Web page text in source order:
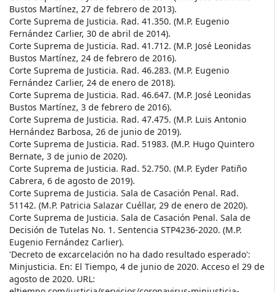
Bustos Martínez, 27 de febrero de 2013).
Corte Suprema de Justicia. Rad. 41.350. (M.P. Eugenio
Fernández Carlier, 30 de abril de 2014).
Corte Suprema de Justicia. Rad. 41.712. (M.P. José Leonidas
Bustos Martínez, 24 de febrero de 2016).
Corte Suprema de Justicia. Rad. 46.283. (M.P. Eugenio
Fernández Carlier, 24 de enero de 2018).
Corte Suprema de Justicia. Rad. 46.647. (M.P. José Leonidas
Bustos Martínez, 3 de febrero de 2016).
Corte Suprema de Justicia. Rad. 47.475. (M.P. Luis Antonio
Hernández Barbosa, 26 de junio de 2019).
Corte Suprema de Justicia. Rad. 51983. (M.P. Hugo Quintero
Bernate, 3 de junio de 2020).
Corte Suprema de Justicia. Rad. 52.750. (M.P. Eyder Patiño
Cabrera, 6 de agosto de 2019).
Corte Suprema de Justicia. Sala de Casación Penal. Rad.
51142. (M.P. Patricia Salazar Cuéllar, 29 de enero de 2020).
Corte Suprema de Justicia. Sala de Casación Penal. Sala de
Decisión de Tutelas No. 1. Sentencia STP4236-2020. (M.P.
Eugenio Fernández Carlier).
'Decreto de excarcelación no ha dado resultado esperado':
Minjusticia. En: El Tiempo, 4 de junio de 2020. Acceso el 29 de
agosto de 2020. URL: